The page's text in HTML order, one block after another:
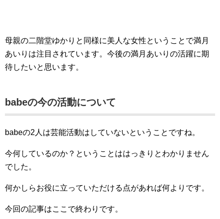
母親の二階堂ゆかりと同様に美人な女性ということで満月
あいりは注目されています。今後の満月あいりの活躍に期
待したいと思います。
babeの今の活動について
babeの2人は芸能活動はしていないということですね。
今何しているのか？ということははっきりとわかりません
でした。
何かしらお役に立っていただける点があれば何よりです。
今回の記事はここで終わりです。